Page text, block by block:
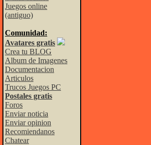
Juegos online
(antiguo)
Comunidad:
Avatares gratis
Crea tu BLOG
Album de Imagenes
Documentacion
Articulos
Trucos Juegos PC
Postales gratis
Foros
Enviar noticia
Enviar opinion
Recomiendanos
Chatear